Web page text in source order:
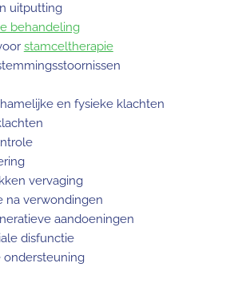
uitputting
behandeling
stamceltherapie
en fysieke klachten
vervaging
na verwondingen
aandoeningen
disfunctie
ondersteuning